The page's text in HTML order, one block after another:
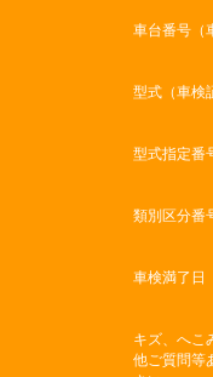
車台番号（
型式（車検
型式指定番
類別区分番
車検満了日
キズ、へこ
他ご質問等